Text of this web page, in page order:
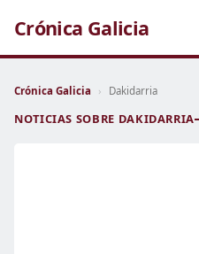
Crónica Galicia
Crónica Galicia › Dakidarria
NOTICIAS SOBRE DAKIDARRIA